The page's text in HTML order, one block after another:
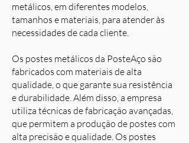
metálicos, em diferentes modelos,
tamanhos e materiais, para atender às
necessidades de cada cliente.
Os postes metálicos da PosteAço são
fabricados com materiais de alta
qualidade, o que garante sua resistência
e durabilidade. Além disso, a empresa
utiliza técnicas de fabricação avançadas,
que permitem a produção de postes com
alta precisão e qualidade. Os postes